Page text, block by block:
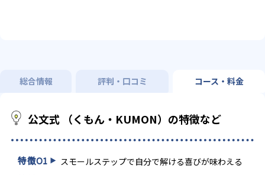
総合情報 評判・口コミ コース・料金
公文式 （くもん・KUMON）の特徴など
特徴01 スモールステップで自分で解ける喜びが味わえる